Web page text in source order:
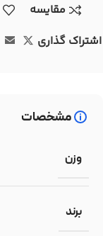
مقایسه
اشتراک گذاری
مشخصات
وزن
برند